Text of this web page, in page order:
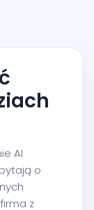
AI
o
z